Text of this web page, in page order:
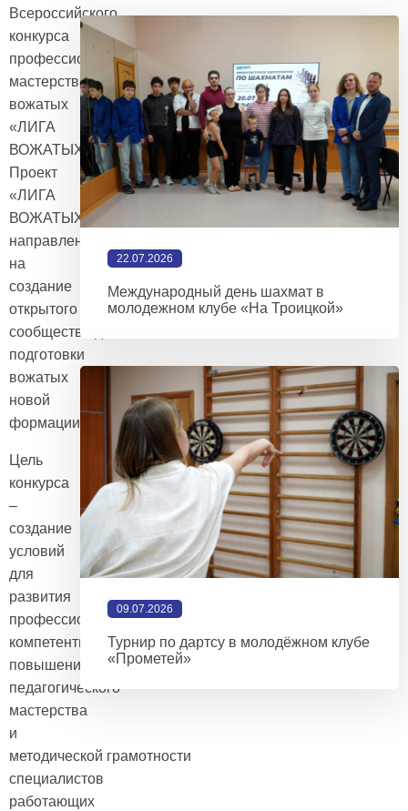
Всероссийского
конкурса
профессионального
мастерства
вожатых
«ЛИГА
ВОЖАТЫХ».
Проект
«ЛИГА
ВОЖАТЫХ»
направлен
на
создание
открытого
сообщества для
подготовки
вожатых
новой
формации.
Цель
конкурса
–
создание
условий
для
развития
профессиональной
компетентности,
повышение
педагогического
мастерства
и
методической грамотности
специалистов
работающих
22.07.2026
Международный день шахмат в
молодежном клубе «На Троицкой»
09.07.2026
Турнир по дартсу в молодёжном клубе
«Прометей»